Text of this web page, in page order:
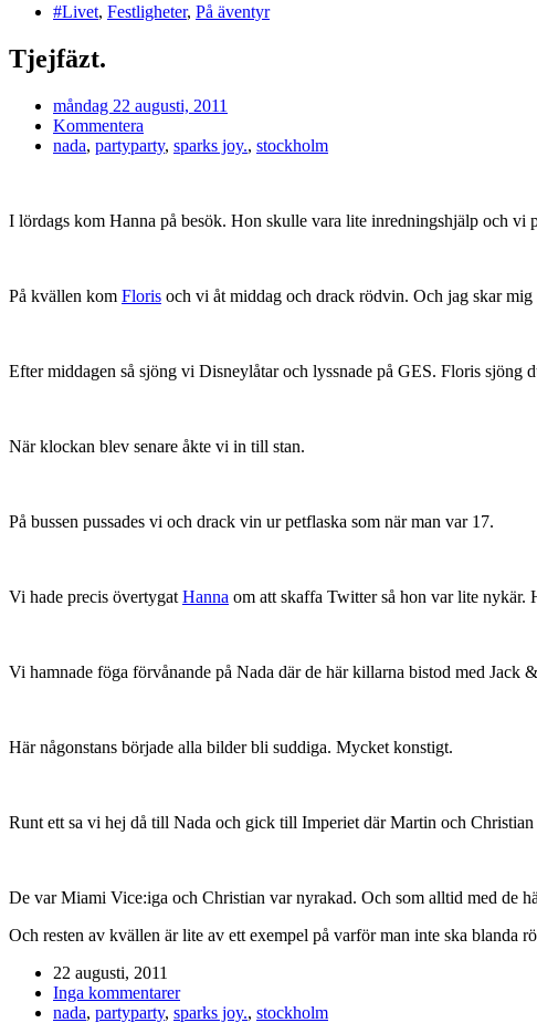
#Livet, Festligheter, På äventyr
Tjejfäzt.
måndag 22 augusti, 2011
Kommentera
nada, partyparty, sparks joy., stockholm
I lördags kom Hanna på besök. Hon skulle vara lite inredningshjälp och vi
På kvällen kom Floris och vi åt middag och drack rödvin. Och jag skar
Efter middagen så sjöng vi Disneylåtar och lyssnade på GES. Floris sjöng
När klockan blev senare åkte vi in till stan.
På bussen pussades vi och drack vin ur petflaska som när man var 17.
Vi hade precis övertygat Hanna om att skaffa Twitter så hon var lite nykär.
Vi hamnade föga förvånande på Nada där de här killarna bistod med Jack
Här någonstans började alla bilder bli suddiga. Mycket konstigt.
Runt ett sa vi hej då till Nada och gick till Imperiet där Martin och
De var Miami Vice:iga och Christian var nyrakad. Och som alltid med de
Och resten av kvällen är lite av ett exempel på varför man inte ska
22 augusti, 2011
Inga kommentarer
nada, partyparty, sparks joy., stockholm